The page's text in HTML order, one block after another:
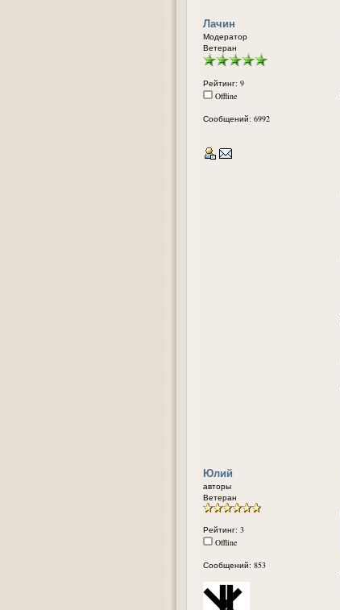
Лачин
Модератор
Ветеран
Рейтинг: 9
Offline
Сообщений: 6992
Юлий
авторы
Ветеран
Рейтинг: 3
Offline
Сообщений: 853